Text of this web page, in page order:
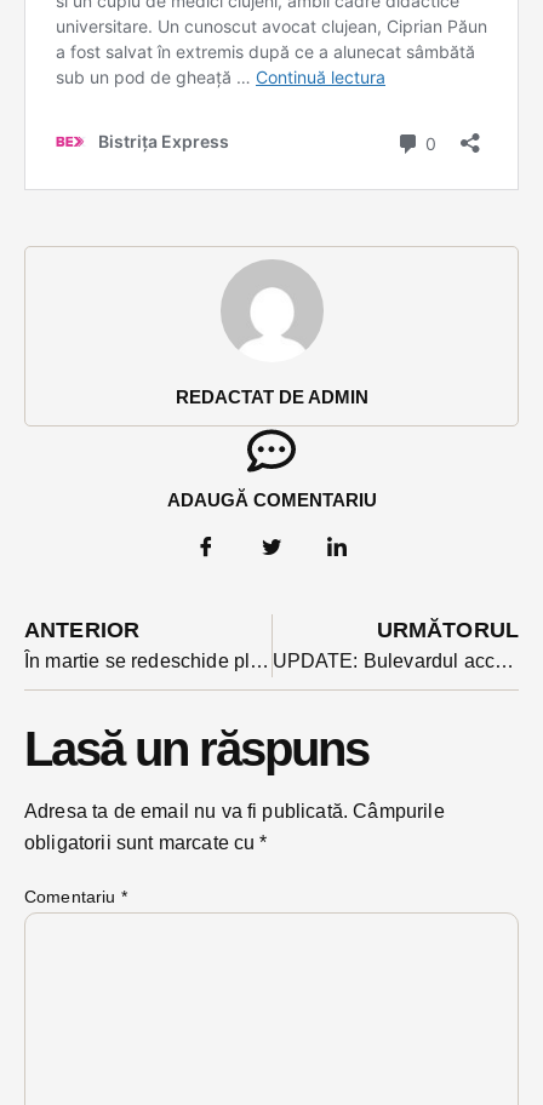
REDACTAT DE ADMIN
ADAUGĂ COMENTARIU
ANTERIOR
În martie se redeschide platforma de vaccinare pentru persoanele peste 65 de ani
URMĂTORUL
UPDATE: Bulevardul accidentelor din Bistrița, un nou episod azi noapte: un tânăr și-a izbit mașina de un copac. Era băut
Lasă un răspuns
Adresa ta de email nu va fi publicată. Câmpurile
obligatorii sunt marcate cu*
Comentariu *